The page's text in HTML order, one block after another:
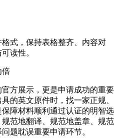
式，保持表格整齐、内容对
读性。
倍
方展示，更是申请成功的重要
的英文原件时，找一家正规、
障材料顺利通过认证的明智选
范地翻译、规范地盖章、规范
题耽误重要申请环节。